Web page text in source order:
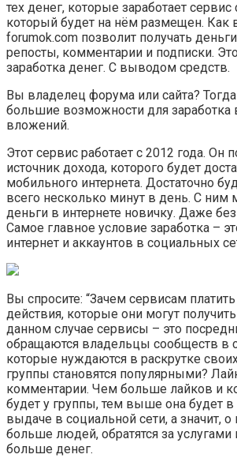
тех денег, которые заработает сервис
который будет на нём размещен. Как
forumok.com позволит получать
репосты, комментарии и подписки.
заработка денег. С выводом средств.
Вы владелец форума или сайта? Тогда
большие возможности для заработка
вложений.
Этот сервис работает с 2012 года. Он
источник дохода, которого будет
мобильного интернета. Достаточно
всего несколько минут в день. С ним
деньги в интернете новичку. Даже
Самое главное условие заработка –
интернет и аккаунтов в социальных
Вы спросите: “Зачем сервисам
действия, которые они могут
данном случае сервисы – это
обращаются владельцы сообществ в
которые нуждаются в раскрутке
группы становятся популярными?
комментарии. Чем больше лайков и
будет у группы, тем выше она будет
выдаче в социальной сети, а значит, о
больше людей, обратятся за услугами
больше денег.